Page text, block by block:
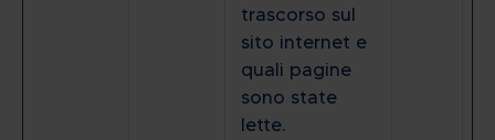
trascorso sul
sito internet e
quali pagine
sono state
lette.